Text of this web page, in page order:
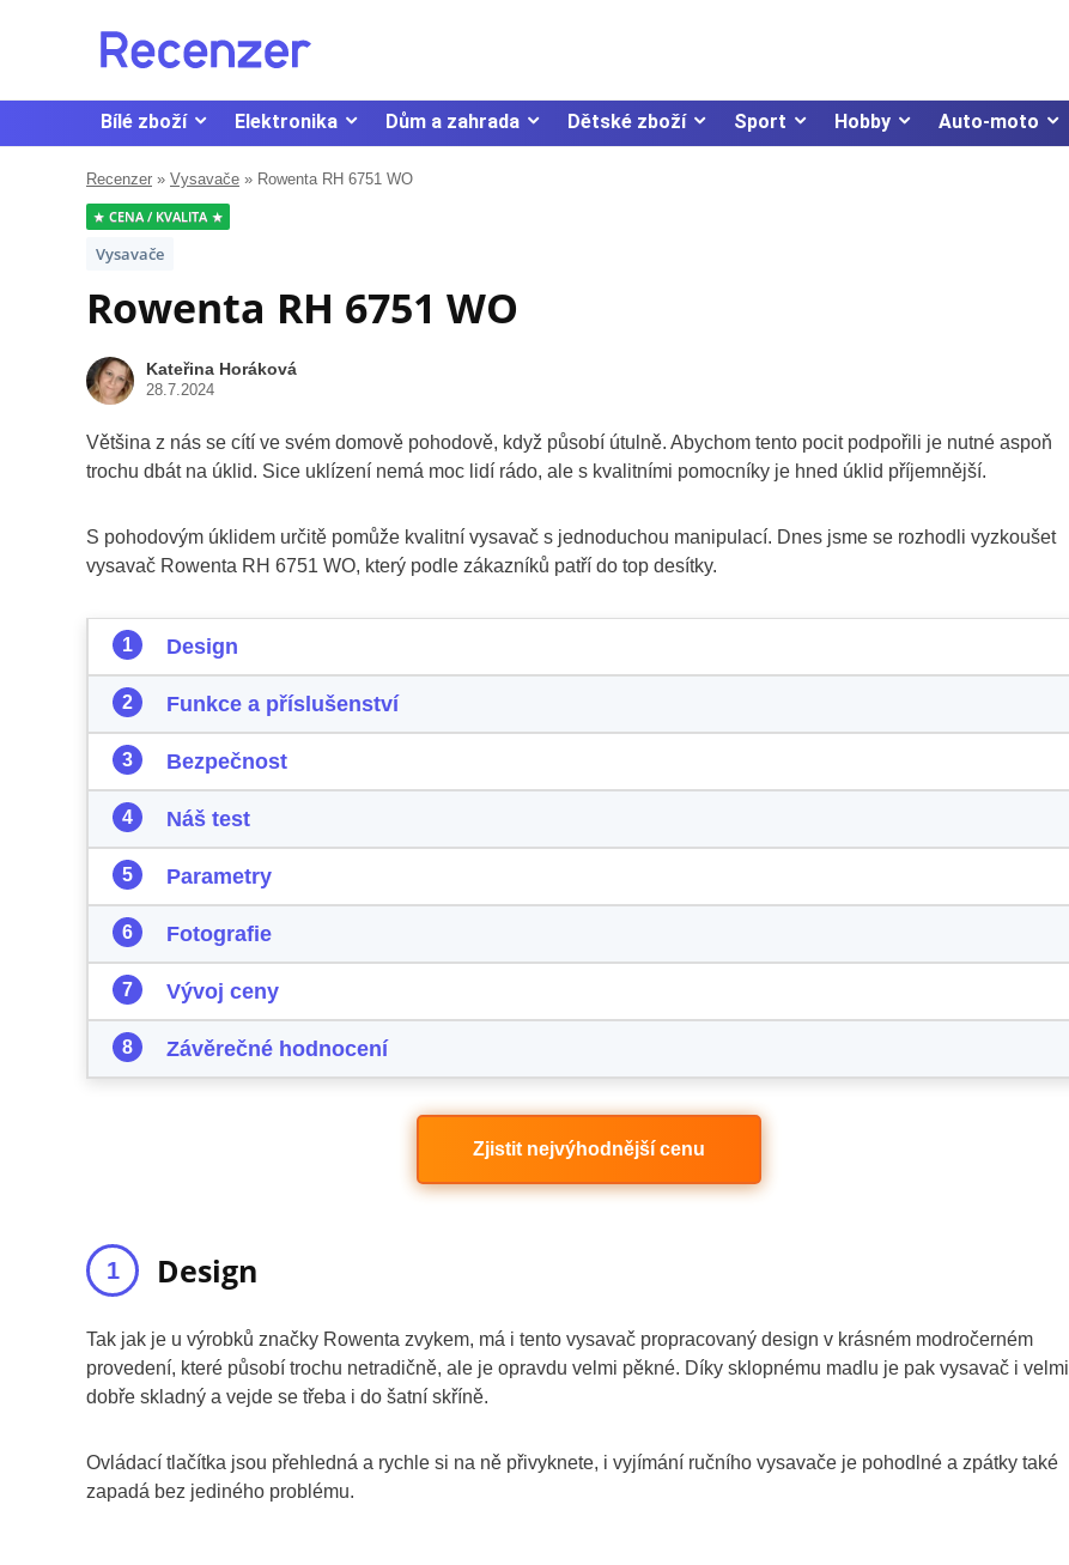
Bílé zboží Elektronika Dům a zahrada Dětské zboží Sport Hobby Auto-moto
Recenzer » Vysavače » Rowenta RH 6751 WO
CENA / KVALITA
Vysavače
Rowenta RH 6751 WO
Kateřina Horáková
28.7.2024
Většina z nás se cítí ve svém domově pohodově, když působí útulně. Abychom tento pocit podpořili je nutné aspoň
trochu dbát na úklid. Sice uklízení nemá moc lidí rádo, ale s kvalitními pomocníky je hned úklid příjemnější.
S pohodovým úklidem určitě pomůže kvalitní vysavač s jednoduchou manipulací. Dnes jsme se rozhodli vyzkoušet
vysavač Rowenta RH 6751 WO, který podle zákazníků patří do top desítky.
Design
Funkce a příslušenství
Bezpečnost
Náš test
Parametry
Fotografie
Vývoj ceny
Závěrečné hodnocení
Zjistit nejvýhodnější cenu
Design
Tak jak je u výrobků značky Rowenta zvykem, má i tento vysavač propracovaný design v krásném modročerném
provedení, které působí trochu netradičně, ale je opravdu velmi pěkné. Díky sklopnému madlu je pak vysavač i velmi
dobře skladný a vejde se třeba i do šatní skříně.
Ovládací tlačítka jsou přehledná a rychle si na ně přivyknete, i vyjímání ručního vysavače je pohodlné a zpátky také
zapadá bez jediného problému.